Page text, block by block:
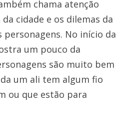
chama atenção
cidade e os dilemas da
No início da
um pouco da
são muito bem
um ali tem algum fio
ou que estão para